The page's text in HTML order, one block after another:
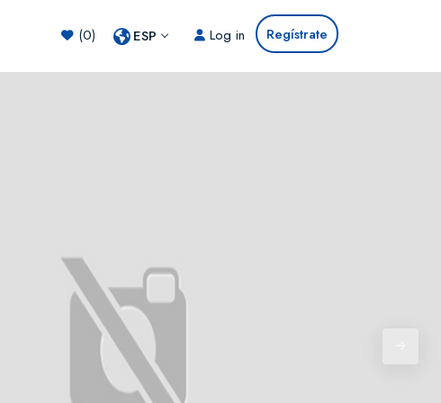
Regístrate
Log in
ESP
(0)